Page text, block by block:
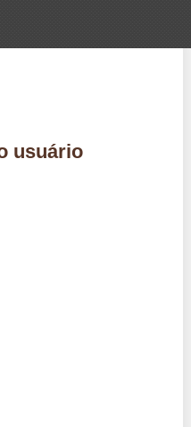
usuário